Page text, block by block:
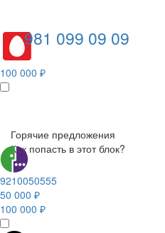
981 099 09 09
100 000 ₽
Горячие предложения
Как попасть в этот блок?
9210050555
50 000 ₽
100 000 ₽